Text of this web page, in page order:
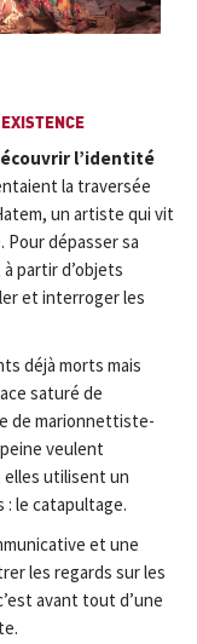
l’identité
la traversée
un artiste qui vit
Pour dépasser sa
partir d’objets
et interroger les
déjà morts mais
saturé de
de marionnettiste-
veulent
elles utilisent un
le catapultage.
et une
les regards sur les
avant tout d’une